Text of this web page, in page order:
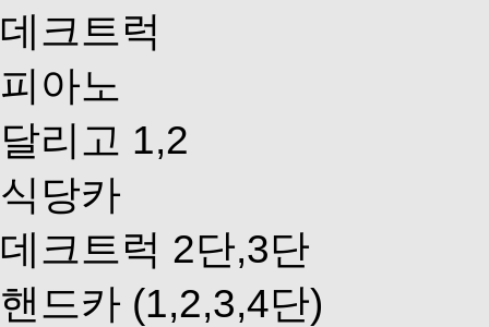
데크트럭
피아노
달리고 1,2
식당카
데크트럭 2단,3단
핸드카 (1,2,3,4단)